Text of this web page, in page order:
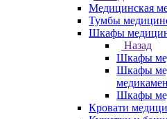
Медицинская
Тумбы
Шкафы
Назад
Шкафы
Шкафы
Шкафы
Кровати